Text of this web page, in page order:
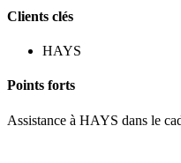
Clients clés
HAYS
Points forts
Assistance à HAYS dans le